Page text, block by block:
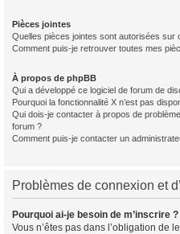
Pièces jointes
Quelles pièces jointes sont autorisées sur
Comment puis-je retrouver toutes mes
À propos de phpBB
Qui a développé ce logiciel de forum de
Pourquoi la fonctionnalité X n’est pas
Qui dois-je contacter à propos de
forum ?
Comment puis-je contacter un
Problèmes de connexion et
Pourquoi ai-je besoin de m’inscrire ?
Vous n’êtes pas dans l’obligation de